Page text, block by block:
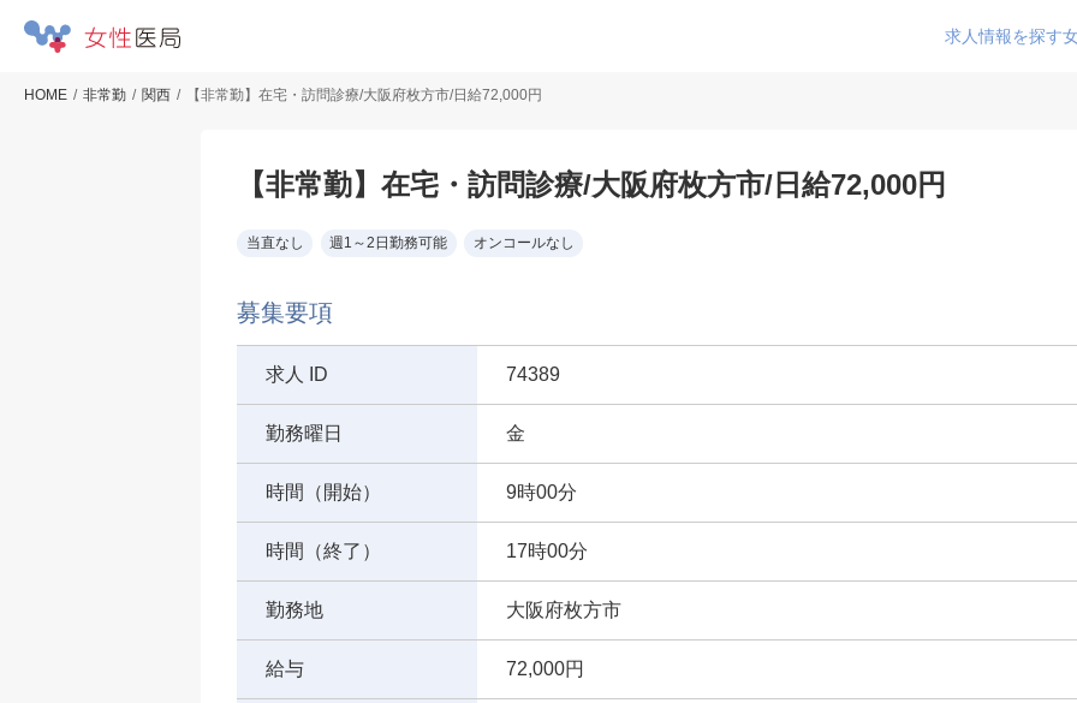
求人情報を探す
HOME 非常勤 関西 【非常勤】在宅・訪問診療/大阪府枚方市/日給72,000円
【非常勤】在宅・訪問診療/大阪府枚方市/日給72,000円
当直なし 週1～2日勤務可能 オンコールなし
募集要項
求人 ID 74389
勤務曜日 金
時間（開始） 9時00分
時間（終了） 17時00分
勤務地 大阪府枚方市
給与 72,000円